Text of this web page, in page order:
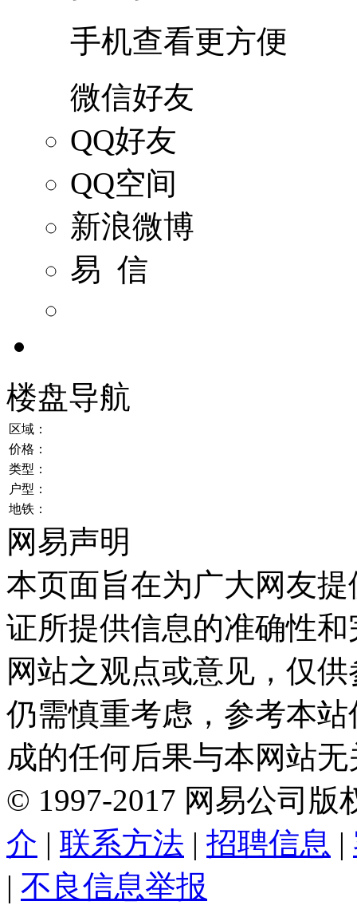
手机查看更方便
微信好友
QQ好友
QQ空间
新浪微博
易 信
楼盘导航
区域：
价格：
类型：
户型：
地铁：
网易声明
本页面旨在为广大网友
证所提供信息的准确性
网站之观点或意见，仅
仍需慎重考虑，参考本
成的任何后果与本网站
© 1997-2017 网易公司版
介 | 联系方法 | 招聘信息 |
| 不良信息举报